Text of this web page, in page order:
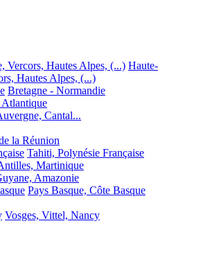
Vercors, Hautes Alpes, (...) Haute-
Hautes Alpes, (...)
Bretagne - Normandie
Atlantique
Cantal...
la Réunion
Tahiti, Polynésie Française
Martinique
Amazonie
Pays Basque, Côte Basque
Vosges, Vittel, Nancy